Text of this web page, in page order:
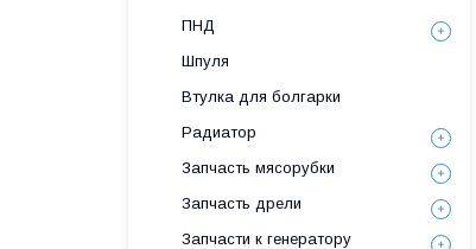
ПНД
Шпуля
Втулка для болгарки
Радиатор
Запчасть мясорубки
Запчасть дрели
Запчасти к генератору